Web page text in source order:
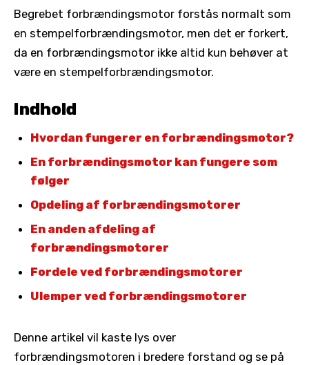
Begrebet forbrændingsmotor forstås normalt som
en stempelforbrændingsmotor, men det er forkert,
da en forbrændingsmotor ikke altid kun behøver at
være en stempelforbrændingsmotor.
Indhold
Hvordan fungerer en forbrændingsmotor?
En forbrændingsmotor kan fungere som
følger
Opdeling af forbrændingsmotorer
En anden afdeling af
forbrændingsmotorer
Fordele ved forbrændingsmotorer
Ulemper ved forbrændingsmotorer
Denne artikel vil kaste lys over
forbrændingsmotoren i bredere forstand og se på